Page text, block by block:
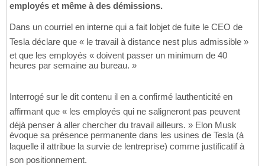
employés et même à des démissions.
Dans un courriel en interne qui a fait lobjet de fuite le CEO de
Tesla déclare que « le travail à distance nest plus admissible »
et que les employés « doivent passer un minimum de 40
heures par semaine au bureau. »
Interrogé sur le dit contenu il en a confirmé lauthenticité en
affirmant que « les employés qui ne saligneront pas peuvent
déjà penser à aller chercher du travail ailleurs. » Elon Musk
évoque sa présence permanente dans les usines de Tesla (à
laquelle il attribue la survie de lentreprise) comme justificatif à
son positionnement.